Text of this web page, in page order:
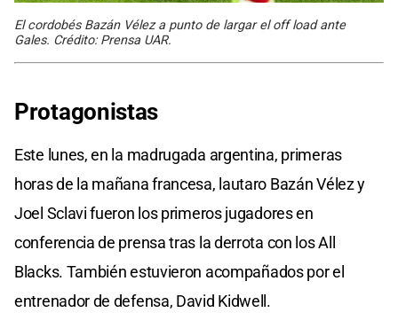
El cordobés Bazán Vélez a punto de largar el off load ante
Gales. Crédito: Prensa UAR.
Protagonistas
Este lunes, en la madrugada argentina, primeras
horas de la mañana francesa, lautaro Bazán Vélez y
Joel Sclavi fueron los primeros jugadores en
conferencia de prensa tras la derrota con los All
Blacks. También estuvieron acompañados por el
entrenador de defensa, David Kidwell.